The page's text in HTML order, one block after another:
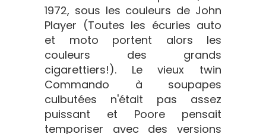
1972, sous les couleurs de John
Player (Toutes les écuries auto
et moto portent alors les
couleurs des grands
cigarettiers!). Le vieux twin
Commando à soupapes
culbutées n'était pas assez
puissant et Poore pensait
temporiser avec des versions